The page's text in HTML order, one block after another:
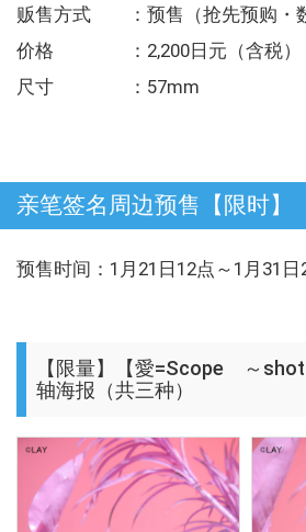
贩售方式 ：预售（抢先预购・数
价格 ：2,200日元（含税）
尺寸 ：57mm
亲笔签名周边预售【限时】
预售时间：1月21日12点～1月31日
【限量】【愛=Scope ～
轴海报（共三种）